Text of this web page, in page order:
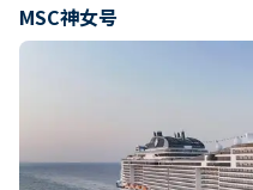
MSC神女号